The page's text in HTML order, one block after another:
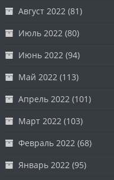
Август 2022 (81)
Июль 2022 (80)
Июнь 2022 (94)
Май 2022 (113)
Апрель 2022 (101)
Март 2022 (103)
Февраль 2022 (68)
Январь 2022 (95)